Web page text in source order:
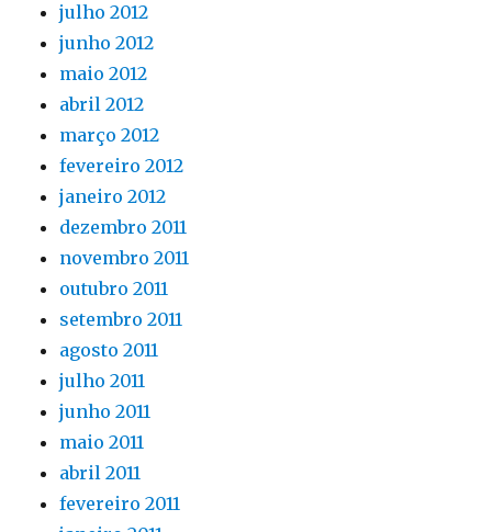
julho 2012
junho 2012
maio 2012
abril 2012
março 2012
fevereiro 2012
janeiro 2012
dezembro 2011
novembro 2011
outubro 2011
setembro 2011
agosto 2011
julho 2011
junho 2011
maio 2011
abril 2011
fevereiro 2011